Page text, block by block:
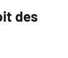
des